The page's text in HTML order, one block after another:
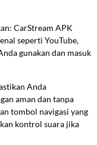
CarStream APK
seperti YouTube,
gunakan dan masuk
Anda
aman dan tanpa
tombol navigasi yang
kontrol suara jika